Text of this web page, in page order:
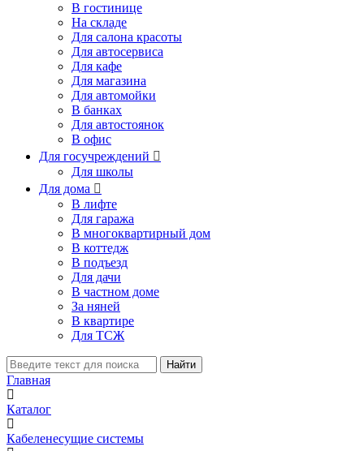
В гостинице
На складе
Для салона красоты
Для автосервиса
Для кафе
Для магазина
Для автомойки
В банках
Для автостоянок
В офис
Для госучреждений 
Для школы
Для дома 
В лифте
Для гаража
В многоквартирный дом
В коттедж
В подъезд
Для дачи
В частном доме
За няней
В квартире
Для ТСЖ
Найти
Главная
Каталог
Кабеленесущие системы